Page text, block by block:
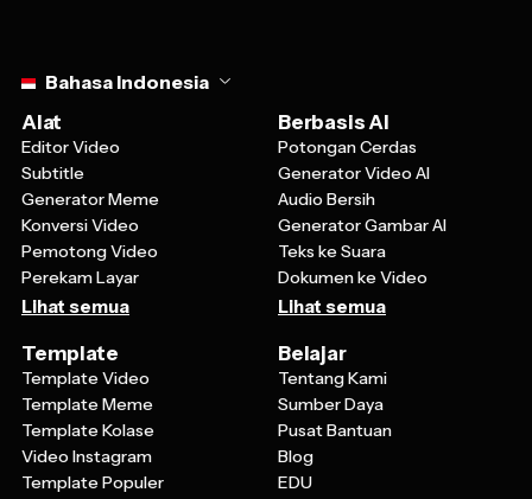
Editor Video
Subtitle
Generator Meme
Konversi Video
Pemotong Video
Perekam Layar
Lihat semua
Potongan Cerdas
Generator Video AI
Audio Bersih
Generator Gambar AI
Teks ke Suara
Dokumen ke Video
Lihat semua
Template Video
Template Meme
Template Kolase
Video Instagram
Template Populer
Template EDU
Tentang Kami
Sumber Daya
Pusat Bantuan
Blog
EDU
Tim